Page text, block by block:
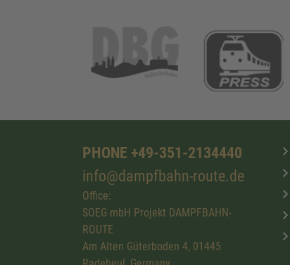
PHONE +49-351-2134440
info@dampfbahn-route.de
Office:
SOEG mbH Projekt DAMPFBAHN-
ROUTE
Am Alten Güterboden 4, 01445